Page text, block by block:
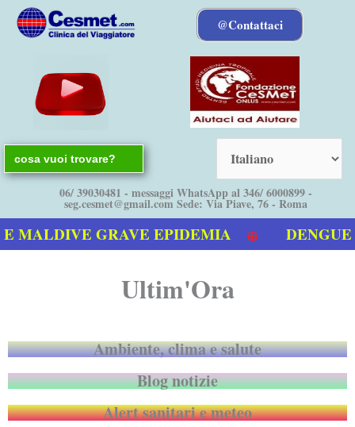
@Contattaci
Search
for:
06/ 39030481 - messaggi WhatsApp al 346/ 6000899 -
seg.cesmet@gmail.com Sede: Via Piave, 76 - Roma
GRAVE EPIDEMIA DENGUE
Ultim'Ora
Ambiente, clima e salute
Blog notizie
Alert sanitari e meteo